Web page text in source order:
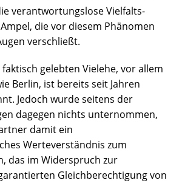
verantwortungslose Vielfalts-
die vor diesem Phänomen
verschließt.
gelebten Vielehe, vor allem
Berlin, ist bereits seit Jahren
Jedoch wurde seitens der
dagegen nichts unternommen,
damit ein
Werteverständnis zum
das im Widerspruch zur
Gleichberechtigung von